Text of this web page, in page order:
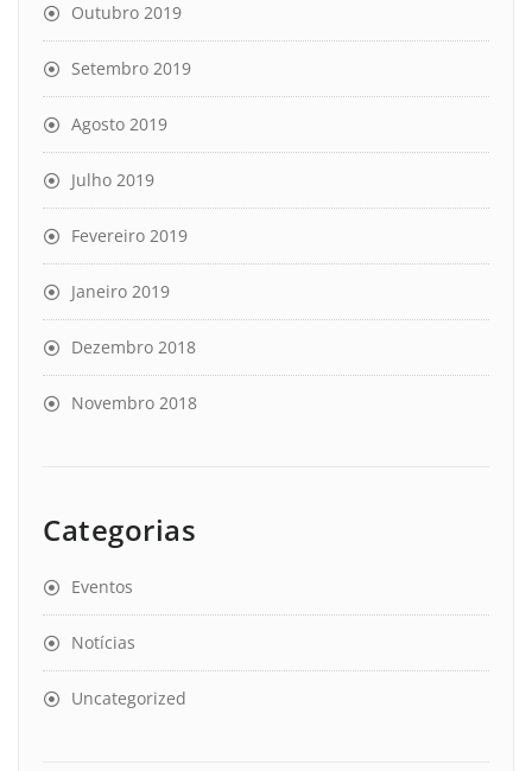
Outubro 2019
Setembro 2019
Agosto 2019
Julho 2019
Fevereiro 2019
Janeiro 2019
Dezembro 2018
Novembro 2018
Categorias
Eventos
Notícias
Uncategorized